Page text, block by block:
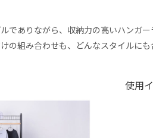
でありながら、収納力の高いハンガー
の組み合わせも、どんなスタイルにも
使用